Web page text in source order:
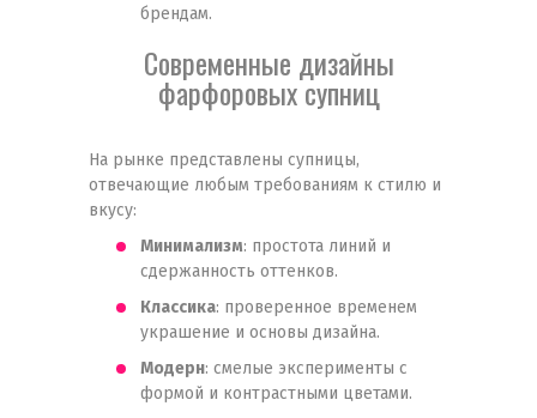
брендам.
Современные дизайны
фарфоровых супниц
На рынке представлены супницы,
отвечающие любым требованиям к стилю и
вкусу:
Минимализм: простота линий и
сдержанность оттенков.
Классика: проверенное временем
украшение и основы дизайна.
Модерн: смелые эксперименты с
формой и контрастными цветами.